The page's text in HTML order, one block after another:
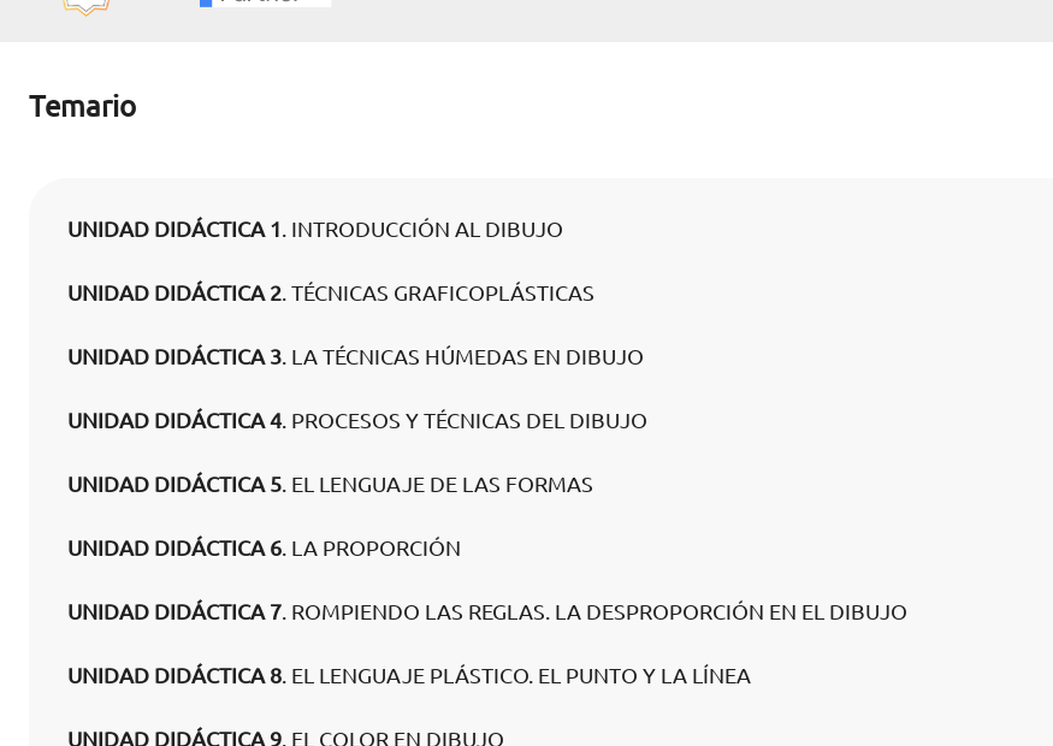
Temario
UNIDAD DIDÁCTICA 1. INTRODUCCIÓN AL DIBUJO
UNIDAD DIDÁCTICA 2. TÉCNICAS GRAFICOPLÁSTICAS
UNIDAD DIDÁCTICA 3. LA TÉCNICAS HÚMEDAS EN DIBUJO
UNIDAD DIDÁCTICA 4. PROCESOS Y TÉCNICAS DEL DIBUJO
UNIDAD DIDÁCTICA 5. EL LENGUAJE DE LAS FORMAS
UNIDAD DIDÁCTICA 6. LA PROPORCIÓN
UNIDAD DIDÁCTICA 7. ROMPIENDO LAS REGLAS. LA DESPROPORCIÓN EN EL DIBUJO
UNIDAD DIDÁCTICA 8. EL LENGUAJE PLÁSTICO. EL PUNTO Y LA LÍNEA
UNIDAD DIDÁCTICA 9. EL COLOR EN DIBUJO